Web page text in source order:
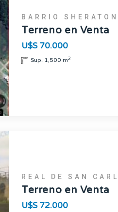
BARRIO SHERATON
Terreno en Venta
U$S 70.000
Sup. 1,500 m2
REAL DE SAN
Terreno en Venta
U$S 72.000